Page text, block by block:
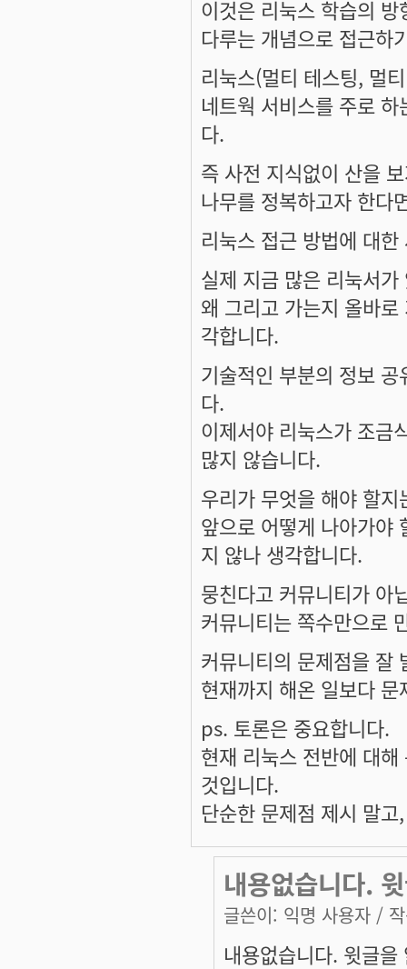
이것은 리눅스 학습의
다루는 개념으로 접근하
리눅스(멀티 테스팅, 멀
네트웍 서비스를 주로
다.
즉 사전 지식없이 산을
나무를 정복하고자 한다
리눅스 접근 방법에 대
실제 지금 많은 리눅서
왜 그리고 가는지 올바
각합니다.
기술적인 부분의 정보
다.
이제서야 리눅스가 조금
많지 않습니다.
우리가 무엇을 해야 할
앞으로 어떻게 나아가야
지 않나 생각합니다.
뭉친다고 커뮤니티가 아
커뮤니티는 쪽수만으로
커뮤니티의 문제점을 잘
현재까지 해온 일보다
ps. 토론은 중요합니다.
현재 리눅스 전반에 대
것입니다.
단순한 문제점 제시 말
내용없습니다.
글쓴이: 익명 사용자 /
내용없습니다. 윗글을